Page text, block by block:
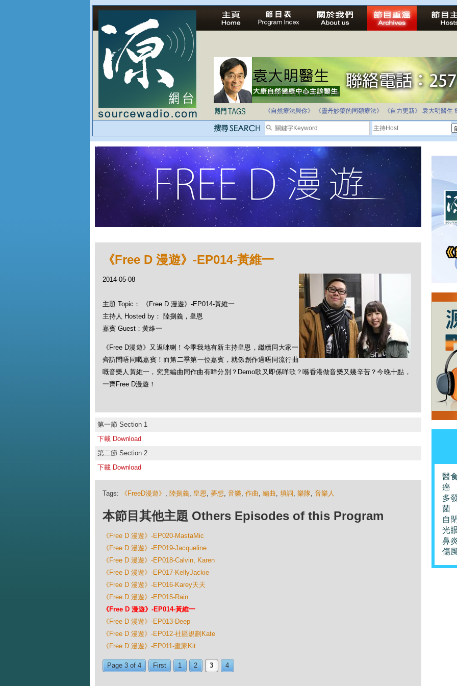
法治社會並不等同公正社會
《自然療法與你》 《靈丹妙藥的同類療法》 《自力更新》 袁大明醫生
《Free D 漫遊》-EP014-黃維一
2014-05-08
主題 Topic： 《Free D 漫遊》-EP014-黃維一
主持人 Hosted by： 陸捌義，皇恩
嘉賓 Guest：黃維一
《Free D漫遊》又返唻喇！今季我地有新主持皇恩，繼續同大家一
齊訪問唔同嘅嘉賓！而第二季第一位嘉賓，就係創作過唔同流行曲
嘅音樂人黃維一，究竟編曲同作曲有咩分別？Demo歌又即係咩歌？喺香港做音樂又幾辛苦？今晚十點，
一齊Free D漫遊！
第一節 Section 1
下載 Download
第二節 Section 2
下載 Download
Tags: 《FreeD漫遊》 , 陸捌義, 皇恩, 夢想, 音樂, 作曲, 編曲, 填詞 , 樂隊, 音樂人
本節目其他主題 Others Episodes of this Program
《Free D 漫遊》-EP020-MastaMic
《Free D 漫遊》-EP019-Jacqueline
《Free D 漫遊》-EP018-Calvin, Karen
《Free D 漫遊》-EP017-KellyJackie
《Free D 漫遊》-EP016-Karey天天
《Free D 漫遊》-EP015-Rain
《Free D 漫遊》-EP014-黃維一
《Free D 漫遊》-EP013-Deep
《Free D 漫遊》-EP012-社區規劃Kate
《Free D 漫遊》-EP011-畫家Kit
Page 3 of 4 First 1 2 3 4
醫
癌
多
菌
自
光
鼻
傷